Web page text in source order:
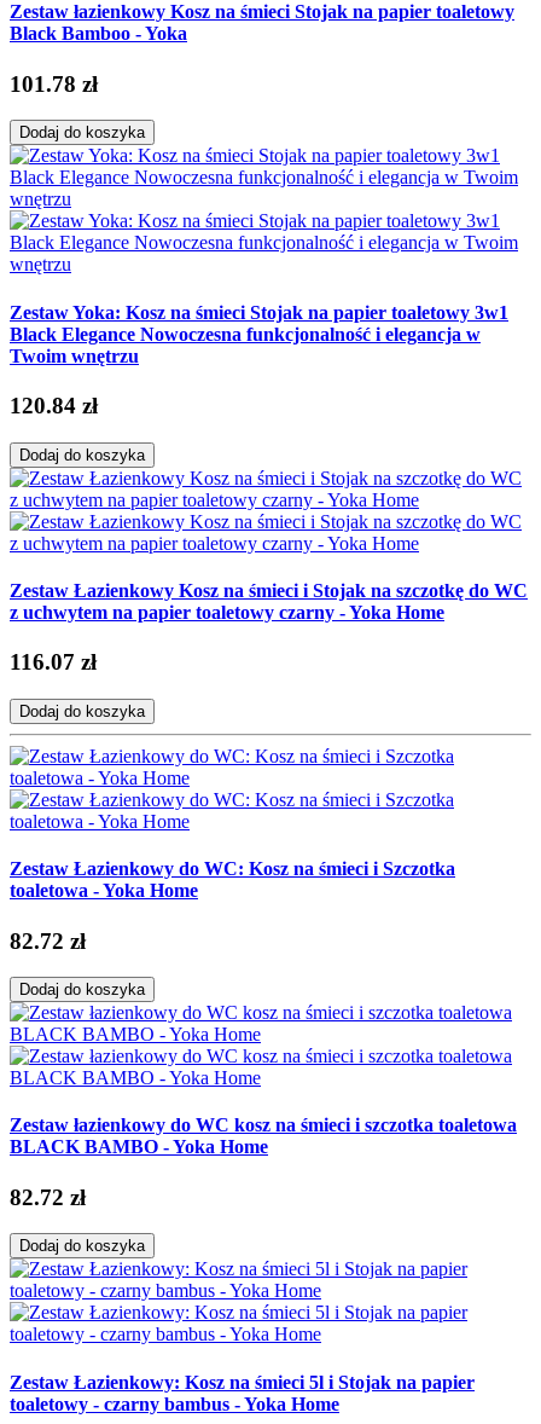
Zestaw łazienkowy Kosz na śmieci Stojak na papier toaletowy
Black Bamboo - Yoka
101.78 zł
Dodaj do koszyka
Zestaw Yoka: Kosz na śmieci Stojak na papier toaletowy 3w1
Black Elegance Nowoczesna funkcjonalność i elegancja w
Twoim wnętrzu
120.84 zł
Dodaj do koszyka
Zestaw Łazienkowy Kosz na śmieci i Stojak na szczotkę do WC
z uchwytem na papier toaletowy czarny - Yoka Home
116.07 zł
Dodaj do koszyka
Zestaw Łazienkowy do WC: Kosz na śmieci i Szczotka
toaletowa - Yoka Home
82.72 zł
Dodaj do koszyka
Zestaw łazienkowy do WC kosz na śmieci i szczotka toaletowa
BLACK BAMBO - Yoka Home
82.72 zł
Dodaj do koszyka
Zestaw Łazienkowy: Kosz na śmieci 5l i Stojak na papier
toaletowy - czarny bambus - Yoka Home